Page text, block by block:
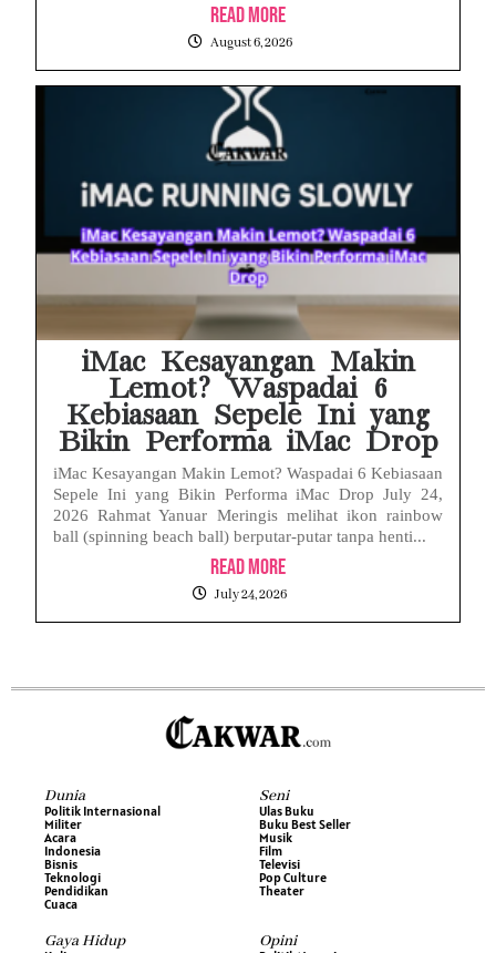
Read More
August 6, 2026
iMac Kesayangan Makin
Lemot? Waspadai 6
Kebiasaan Sepele Ini yang
Bikin Performa iMac Drop
iMac Kesayangan Makin Lemot? Waspadai 6 Kebiasaan
Sepele Ini yang Bikin Performa iMac Drop July 24,
2026 Rahmat Yanuar Meringis melihat ikon rainbow
ball (spinning beach ball) berputar-putar tanpa henti...
Read More
July 24, 2026
Dunia
Politik Internasional
Militer
Acara
Indonesia
Bisnis
Teknologi
Pendidikan
Cuaca
Seni
Ulas Buku
Buku Best Seller
Musik
Film
Televisi
Pop Culture
Theater
Gaya Hidup Opini